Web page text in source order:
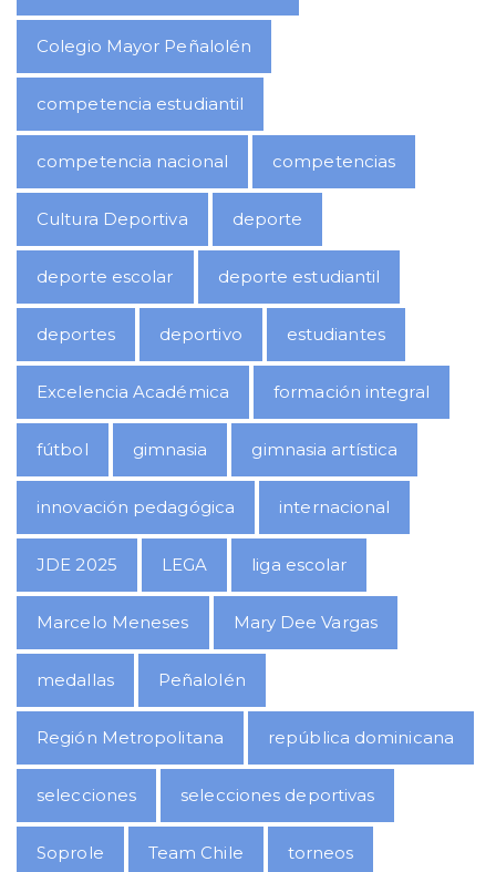
Colegio Mayor Peñalolén
competencia estudiantil
competencia nacional competencias
Cultura Deportiva deporte
deporte escolar deporte estudiantil
deportes deportivo estudiantes
Excelencia Académica formación integral
fútbol gimnasia gimnasia artística
innovación pedagógica internacional
JDE 2025 LEGA liga escolar
Marcelo Meneses Mary Dee Vargas
medallas Peñalolén
Región Metropolitana república dominicana
selecciones selecciones deportivas
Soprole Team Chile torneos